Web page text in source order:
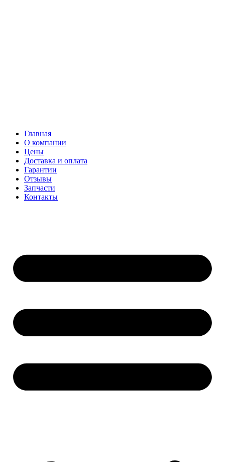
Главная
О компании
Цены
Доставка и оплата
Гарантии
Отзывы
Запчасти
Контакты